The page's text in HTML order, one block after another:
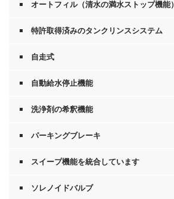
オートフィル（清水の満水ストップ機能）
特許取得済みのタンクリンスシステム
自走式
自動給水停止機能
洗浄剤の希釈機能
パーキングブレーキ
スイープ機能を統合しています
ソレノイドバルブ